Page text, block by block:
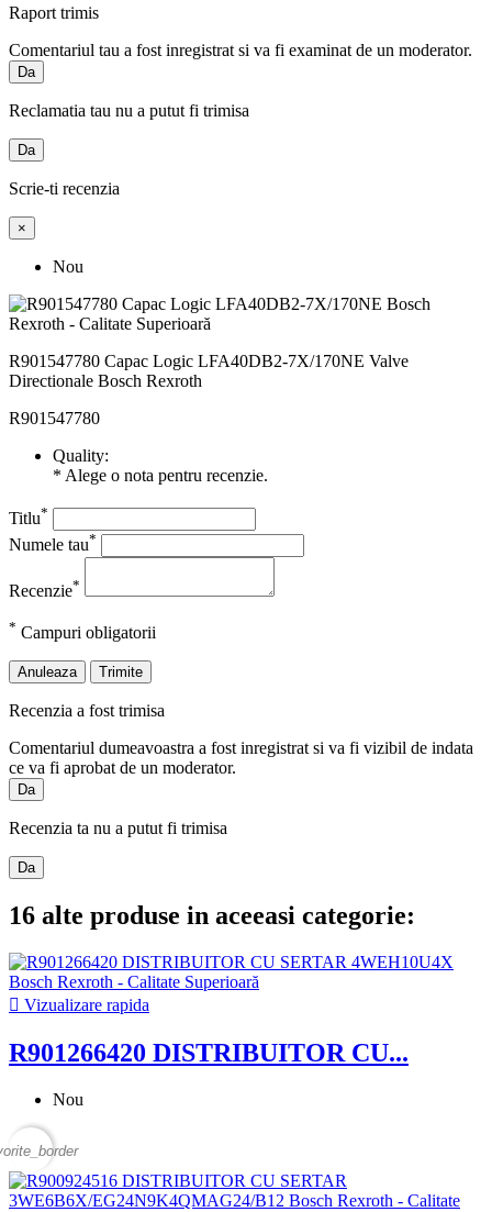
Raport trimis
Comentariul tau a fost inregistrat si va fi examinat de un moderator.
Da
Reclamatia tau nu a putut fi trimisa
Da
Scrie-ti recenzia
×
Nou
R901547780 Capac Logic LFA40DB2-7X/170NE Valve
Directionale Bosch Rexroth
R901547780
Quality:
* Alege o nota pentru recenzie.
Titlu*
Numele tau*
Recenzie*
* Campuri obligatorii
Anuleaza Trimite
Recenzia a fost trimisa
Comentariul dumeavoastra a fost inregistrat si va fi vizibil de indata
ce va fi aprobat de un moderator.
Da
Recenzia ta nu a putut fi trimisa
Da
16 alte produse in aceeasi categorie:
 Vizualizare rapida
R901266420 DISTRIBUITOR CU...
Nou